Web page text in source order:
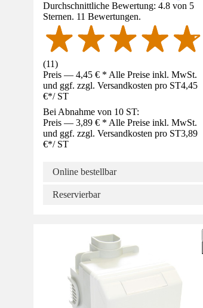
Durchschnittliche Bewertung: 4.8 von 5
Sternen. 11 Bewertungen.
(11)
Preis — 4,45 € * Alle Preise inkl. MwSt.
und ggf. zzgl. Versandkosten pro ST4,45
€*/ ST
Bei Abnahme von 10 ST:
Preis — 3,89 € * Alle Preise inkl. MwSt.
und ggf. zzgl. Versandkosten pro ST3,89
€*/ ST
Online bestellbar
Reservierbar